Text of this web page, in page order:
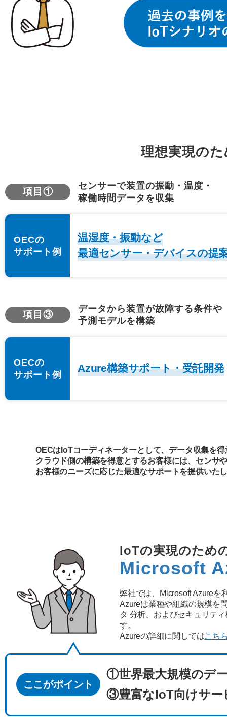
理想実現の
項目①
センサーで装置の振動・温度・
稼働時間データを収集
OECの
サポート例
温湿度・振動など
最適センサー・デバイスの提
項目③
データから装置が故障する条件や
予測モデルを構築
OECの
サポート例
Azure構築サポート・受託開発
OECはIoTコーディネーターとして、データ収集を
クラウド側の構築を得意とするお客様には、センサ
お客様のニーズに応じた最適なサポートを提供いた
IoTの実現のため
Microsoft
弊社では、Microsoft Azureを
Azureは業種や組織の規模を
タ 分析、およびセキュリテ
す。
Azureの詳細に関してはこち
ここがポイント
①世界最大規模のデ
③豊富なIoT向けサー